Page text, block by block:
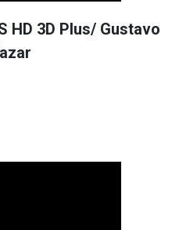
HD 3D Plus/ Gustavo